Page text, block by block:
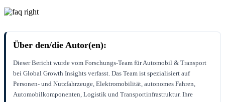
Über den/die Autor(en):
Dieser Bericht wurde vom Forschungs-Team für Automobil & Transport
bei Global Growth Insights verfasst. Das Team ist spezialisiert auf
Personen- und Nutzfahrzeuge, Elektromobilität, autonomes Fahren,
Automobilkomponenten, Logistik und Transportinfrastruktur. Ihre